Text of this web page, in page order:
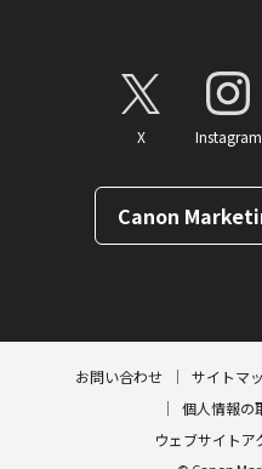
X Instagram
Canon
お問い合わせ サイトマ
個人情報の
ウェブサイトア